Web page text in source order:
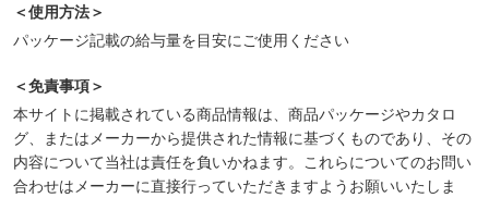
＜使用方法＞
パッケージ記載の給与量を目安にご使用ください
＜免責事項＞
本サイトに掲載されている商品情報は、商品パッケージやカタロ
グ、またはメーカーから提供された情報に基づくものであり、その
内容について当社は責任を負いかねます。これらについてのお問い
合わせはメーカーに直接行っていただきますようお願いいたしま